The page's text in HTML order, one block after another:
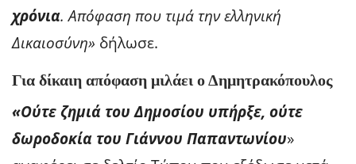
χρόνια. Απόφαση που τιμά την ελληνική
Δικαιοσύνη» δήλωσε.
Για δίκαιη απόφαση μιλάει ο Δημητρακόπουλος
«Ούτε ζημιά του Δημοσίου υπήρξε, ούτε
δωροδοκία του Γιάννου Παπαντωνίου»